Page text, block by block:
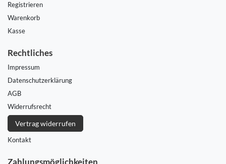
Registrieren
Warenkorb
Kasse
Rechtliches
Impressum
Daten­schutz­erklärung
AGB
Widerrufs­recht
Vertrag widerrufen
Kontakt
Zahlungsmöglichkeiten